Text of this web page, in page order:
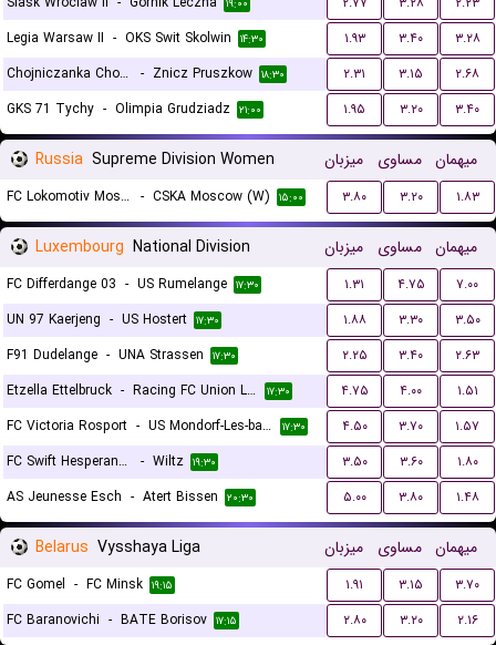
۱۹:۰۰
Legia Warsaw II - OKS Swit Skolwin ۱۴:۳۰ ۱.۹۳ ۳.۴۰
۳.۲۸
Chojniczanka Chojnice
- Znicz Pruszkow ۱۸:۳۰ ۲.۳۱ ۳.۱۵
۲.۶۸
GKS 71 Tychy - Olimpia Grudziadz ۲۱:۰۰ ۱.۹۵ ۳.۲۰ ۳.۴۰
Russia Supreme Division Women میزبان مساوی میهمان
FC Lokomotiv Moscow (W) - CSKA Moscow (W) ۱۵:۰۰ ۳.۸۰ ۳.۲۰ ۱.۸۳
Luxembourg National Division میزبان مساوی میهمان
FC Differdange 03 - US Rumelange ۱۷:۳۰ ۱.۳۱ ۴.۷۵
۷.۰۰
UN 97 Kaerjeng - US Hostert ۱۷:۳۰ ۱.۸۸ ۳.۳۰
۳.۵۰
F91 Dudelange - UNA Strassen ۱۷:۳۰ ۲.۲۵ ۳.۴۰
۲.۶۳
Etzella Ettelbruck - Racing FC Union Letzebuerg ۱۷:۳۰ ۴.۷۵ ۴.۰۰
۱.۵۱
FC Victoria Rosport - US Mondorf-Les-bains ۱۷:۳۰ ۴.۵۰ ۳.۷۰
۱.۵۷
FC Swift Hesperange
- Wiltz ۱۹:۳۰ ۳.۵۰ ۳.۶۰
۱.۸۰
AS Jeunesse Esch - Atert Bissen ۲۰:۳۰ ۵.۰۰ ۳.۸۰ ۱.۴۸
Belarus Vysshaya Liga میزبان مساوی میهمان
FC Gomel - FC Minsk ۱۹:۱۵ ۱.۹۱ ۳.۱۵
۳.۷۰
FC Baranovichi - BATE Borisov ۱۷:۱۵ ۲.۸۰ ۳.۲۰ ۲.۱۶